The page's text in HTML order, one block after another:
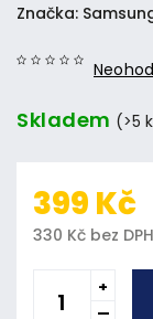
Značka:
Skladem (>5
399 Kč
330 Kč bez DPH